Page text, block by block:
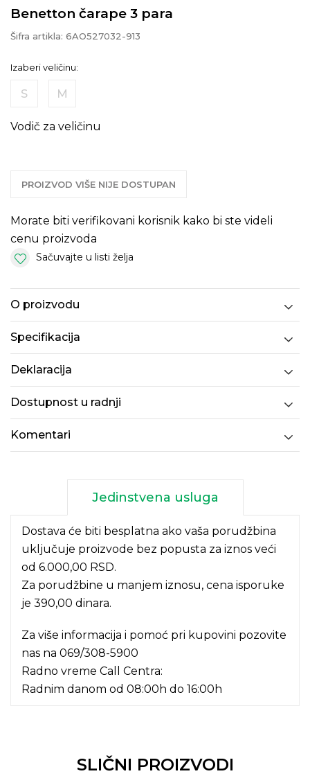
Benetton čarape 3 para
Šifra artikla: 6AO527032-913
Izaberi veličinu:
S M
Vodič za veličinu
PROIZVOD VIŠE NIJE DOSTUPAN
Morate biti verifikovani korisnik kako bi ste videli
cenu proizvoda
Sačuvajte u listi želja
O proizvodu
Specifikacija
Deklaracija
Dostupnost u radnji
Komentari
Jedinstvena usluga
Dostava će biti besplatna ako vaša porudžbina
uključuje proizvode bez popusta za iznos veći
od 6.000,00 RSD.
Za porudžbine u manjem iznosu, cena isporuke
je 390,00 dinara.
Za više informacija i pomoć pri kupovini pozovite
nas na 069/308-5900
Radno vreme Call Centra:
Radnim danom od 08:00h do 16:00h
SLIČNI PROIZVODI